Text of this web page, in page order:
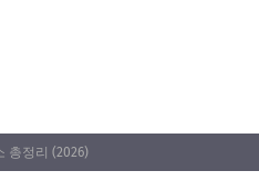
총정리 (2026)